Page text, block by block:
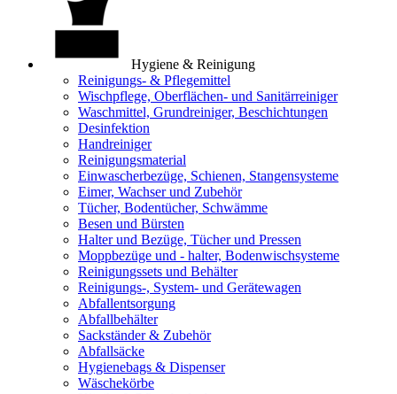
Hygiene & Reinigung
Reinigungs- & Pflegemittel
Wischpflege, Oberflächen- und Sanitärreiniger
Waschmittel, Grundreiniger, Beschichtungen
Desinfektion
Handreiniger
Reinigungsmaterial
Einwascherbezüge, Schienen, Stangensysteme
Eimer, Wachser und Zubehör
Tücher, Bodentücher, Schwämme
Besen und Bürsten
Halter und Bezüge, Tücher und Pressen
Moppbezüge und - halter, Bodenwischsysteme
Reinigungssets und Behälter
Reinigungs-, System- und Gerätewagen
Abfallentsorgung
Abfallbehälter
Sackständer & Zubehör
Abfallsäcke
Hygienebags & Dispenser
Wäschekörbe